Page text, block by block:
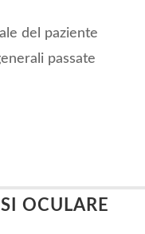
del paziente
passate
OCULARE